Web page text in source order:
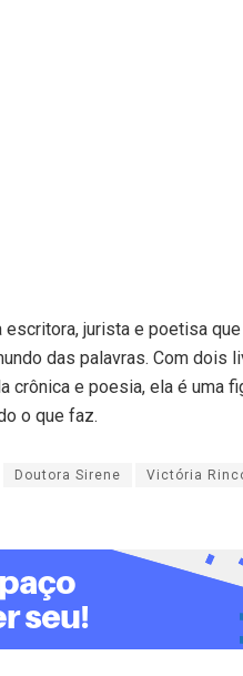
escritora, jurista e poetisa
das palavras. Com dois
crônica e poesia, ela é uma
o que faz.
Doutora Sirene Victória